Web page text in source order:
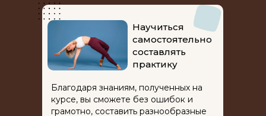
Благодаря знаниям, полученных на
курсе, вы сможете без ошибок и
грамотно, составить разнообразные
Научиться
самостоятельно
составлять
практику